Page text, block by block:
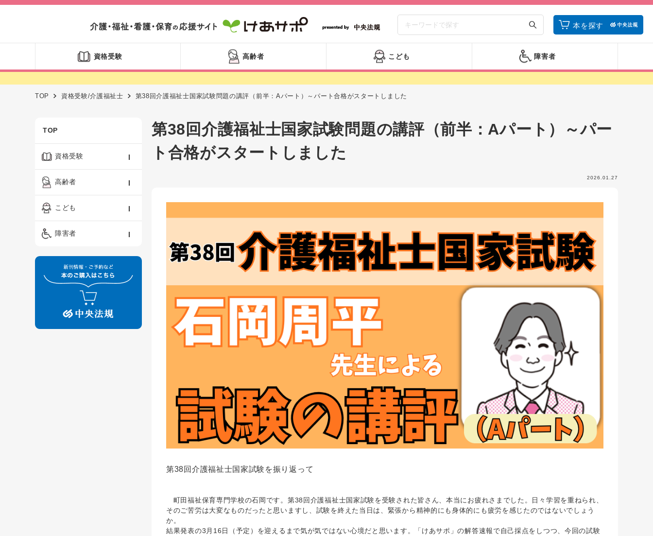
本を探す
資格受験 高齢者 こども 障害者
TOP 資格受験/介護福祉士 第38回介護福祉士国家試験問題の講評（前半：Aパート）～パート合格がスタートしました
TOP
資格受験
ケアマネジャー
精神保健福祉士
保育士
高齢者
認知症ケア・介護技術
ーシャルワーク
看護
制度
こども
保育・教育／発達障害
障害者
障害者支援・福祉
第38回介護福祉士国家試験問題の講評（前半：Aパート）～パー
ト合格がスタートしました
2026.01.27
第38回介護福祉士国家試験を振り返って
町田福祉保育専門学校の石岡です。第38回介護福祉士国家試験を受験された皆さん、本当にお疲れさまでした。日々学習を重ねられ、
そのご苦労は大変なものだったと思いますし、試験を終えた当日は、緊張から精神的にも身体的にも疲労を感じたのではないでしょう
か。
結果発表の3月16日（予定）を迎えるまで気が気ではない心境だと思います。「けあサポ」の解答速報で自己採点をしつつ、今回の試験